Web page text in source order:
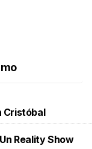
Cristóbal
Reality Show